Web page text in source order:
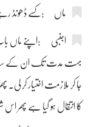
ماں :کسے ڈھونڈ رہے
اجنبی :اپنے ماں
بہت مدت تک ان کے ساتھ
جا کر ملازمت اختیار کر لی۔
کا انتقال ہو گیا ہے پھر